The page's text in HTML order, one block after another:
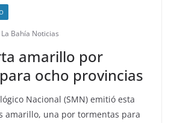
Bahía Noticias
amarillo por
ocho provincias
Nacional (SMN) emitió esta
amarillo, una por tormentas para